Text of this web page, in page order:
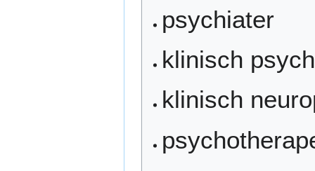
psychiater
klinisch
klinisch